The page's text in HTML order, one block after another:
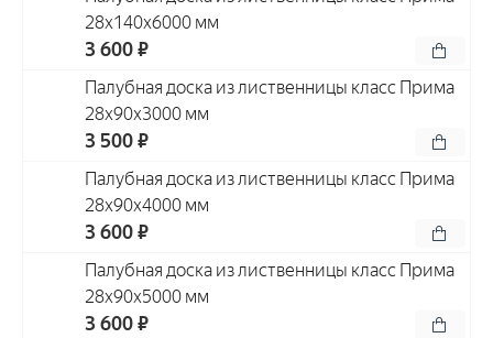
28x140x6000 мм
3 600 ₽
Палубная доска из лиственницы класс Прима
28x90x3000 мм
3 500 ₽
Палубная доска из лиственницы класс Прима
28x90x4000 мм
3 600 ₽
Палубная доска из лиственницы класс Прима
28x90x5000 мм
3 600 ₽